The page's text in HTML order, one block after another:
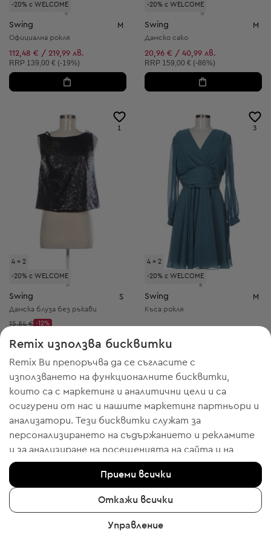
-20% с WELCOME
Swing M
Официална рокля
112,48 € / 219,99 лв.
Препоръчителна цена:
RRP 139,00 € (-19%)
-20% с WELCOME
Swing M
Дамско сако
20,96 € / 40,99 лв.
Препоръчителна цена:
RRP 159,00 € (-86%)
4 = 2
-20% с WELCOME
1
Swing S
Дамска блуза без ръкави
Начална цена:
15,84 €
Discount Price:
-12%
Препоръчителна цена:
RRP79,00 € (-82%)
4 = 2
-20% с WELCOME
3
Swing M
Къса рокля
Препоръчителна цена:
RRP119,00 € (-70%)
72
Remix използва бисквитки
Remix Ви препоръчва да се съгласите с
използването на функционалните бисквитки,
които са с маркетинг и аналитични цели и са
осигурени от нас и нашите маркетинг партньори и
анализатори. Тези бисквитки служат за
персонализирането на съдържанието и рекламите
и за анализиране на посещенията на сайта и на
мобилното приложение - информация, която ни
помага да Ви показваме продукти, които бихте
харесали. Ако сте съгласни, моля потвърдете с
клик върху бутона “Да, съгласен съм“.
За да получите повече информация, моля
Приеми всички
Откажи всички
Управление